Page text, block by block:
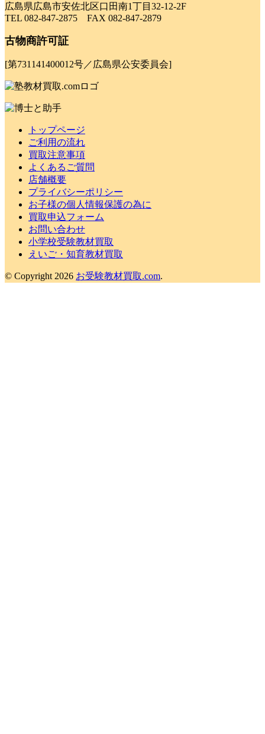
広島県広島市安佐北区口田南1丁目32-12-2F
TEL 082-847-2875 FAX 082-847-2879
古物商許可証
[第731141400012号／広島県公安委員会]
トップページ
ご利用の流れ
買取注意事項
よくあるご質問
店舗概要
プライバシーポリシー
お子様の個人情報保護の為に
買取申込フォーム
お問い合わせ
小学校受験教材買取
えいご・知育教材買取
© Copyright 2026 お受験教材買取.com.